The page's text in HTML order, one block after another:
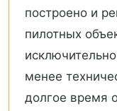
построено и
пилотных
менее
долгое время